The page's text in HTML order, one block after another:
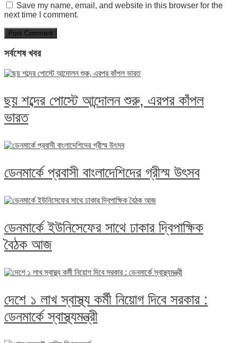
Save my name, email, and website in this browser for the
next time I comment.
সর্বশেষ খবর
ছয় শব্দের পোস্টে আন্দোলন শুরু, এরপর কাঁপল
ভারত
ডেনমার্কে প্রবাসী বাংলাদেশিদের গ্রীস্ম উৎসব
ডেনমার্কে ইউনিসেফের সাথে ঢাকার দ্বিপাক্ষিক
বৈঠক আজ
দেশে ১ লাখ স্বাস্থ্য কর্মী নিয়োগ দিবে সরকার :
ডেনমার্কে স্বাস্থ্যমন্ত্রী